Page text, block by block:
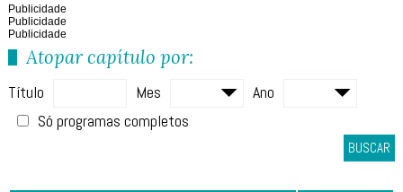
Publicidade
Publicidade
Publicidade
Atopar capítulo por:
Título Mes
Ano
Só programas completos
BUSCAR